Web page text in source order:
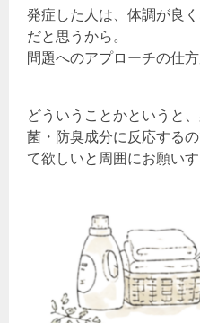
発症した人は、体調が良
だと思うから。
問題へのアプローチの仕方
どういうことかというと
菌・防臭成分に反応する
て欲しいと周囲にお願いす